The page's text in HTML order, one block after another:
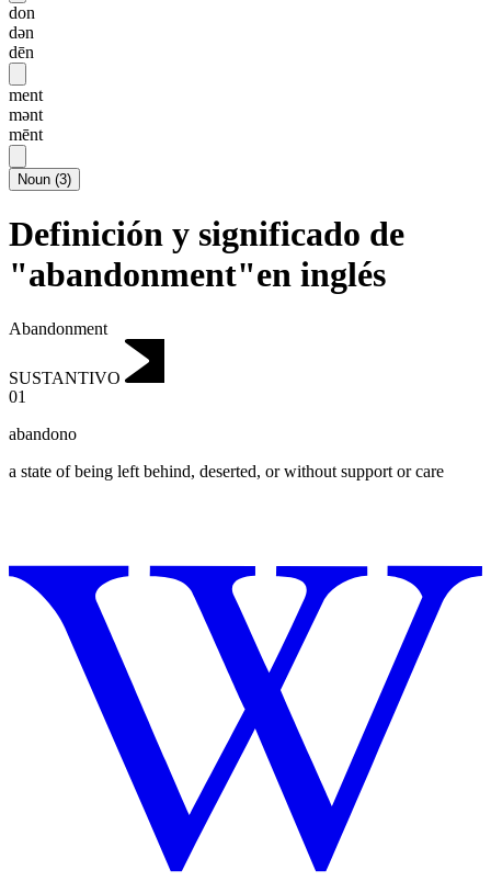
don
dən
dēn
ment
mənt
mēnt
Noun (3)
Definición y significado de
"abandonment"en inglés
Abandonment
SUSTANTIVO
01
abandono
a state of being left behind, deserted, or without support or care